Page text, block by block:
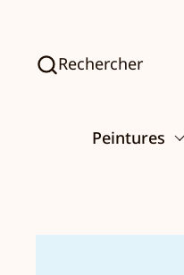
Rechercher
Peintures